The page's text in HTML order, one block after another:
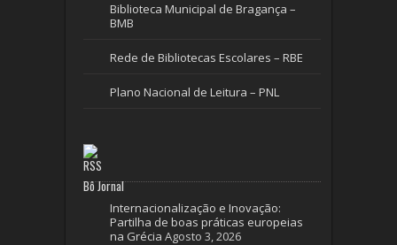
Biblioteca Municipal de Bragança –
BMB
Rede de Bibliotecas Escolares – RBE
Plano Nacional de Leitura – PNL
Bô Jornal
Internacionalização e Inovação:
Partilha de boas práticas europeias
na Grécia Agosto 3, 2026